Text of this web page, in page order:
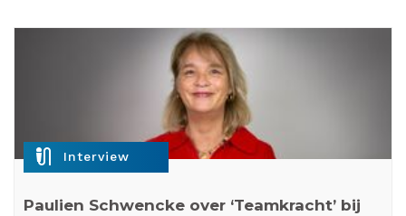
mic_external_on Interview
Paulien Schwencke over ‘Teamkracht’ bij